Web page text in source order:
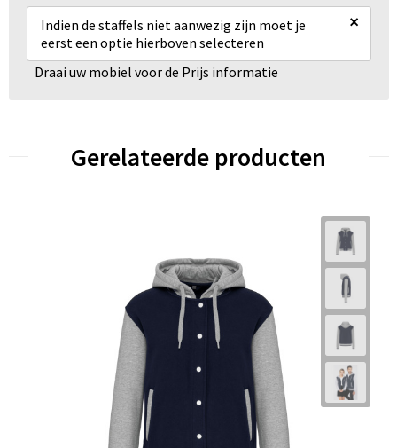
Indien de staffels niet aanwezig zijn moet je
eerst een optie hierboven selecteren
×
Draai uw mobiel voor de Prijs informatie
Gerelateerde producten